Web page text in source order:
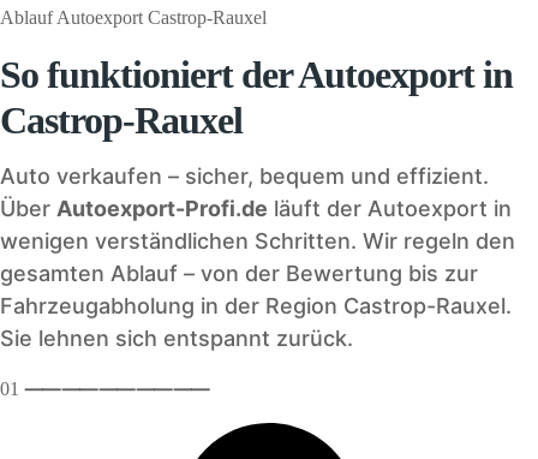
Ablauf Autoexport Castrop-Rauxel
So funktioniert der Autoexport in
Castrop-Rauxel
Auto verkaufen – sicher, bequem und effizient.
Über Autoexport-Profi.de läuft der Autoexport in
wenigen verständlichen Schritten. Wir regeln den
gesamten Ablauf – von der Bewertung bis zur
Fahrzeugabholung in der Region Castrop-Rauxel.
Sie lehnen sich entspannt zurück.
01 ⸺⸺⸺⸺⸺